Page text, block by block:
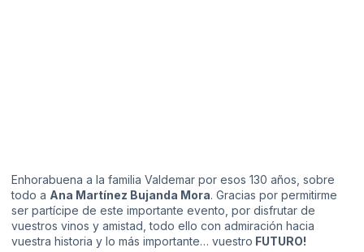
Enhorabuena a la familia Valdemar por esos 130 años, sobre
todo a Ana Martínez Bujanda Mora. Gracias por permitirme
ser partícipe de este importante evento, por disfrutar de
vuestros vinos y amistad, todo ello con admiración hacia
vuestra historia y lo más importante… vuestro FUTURO!